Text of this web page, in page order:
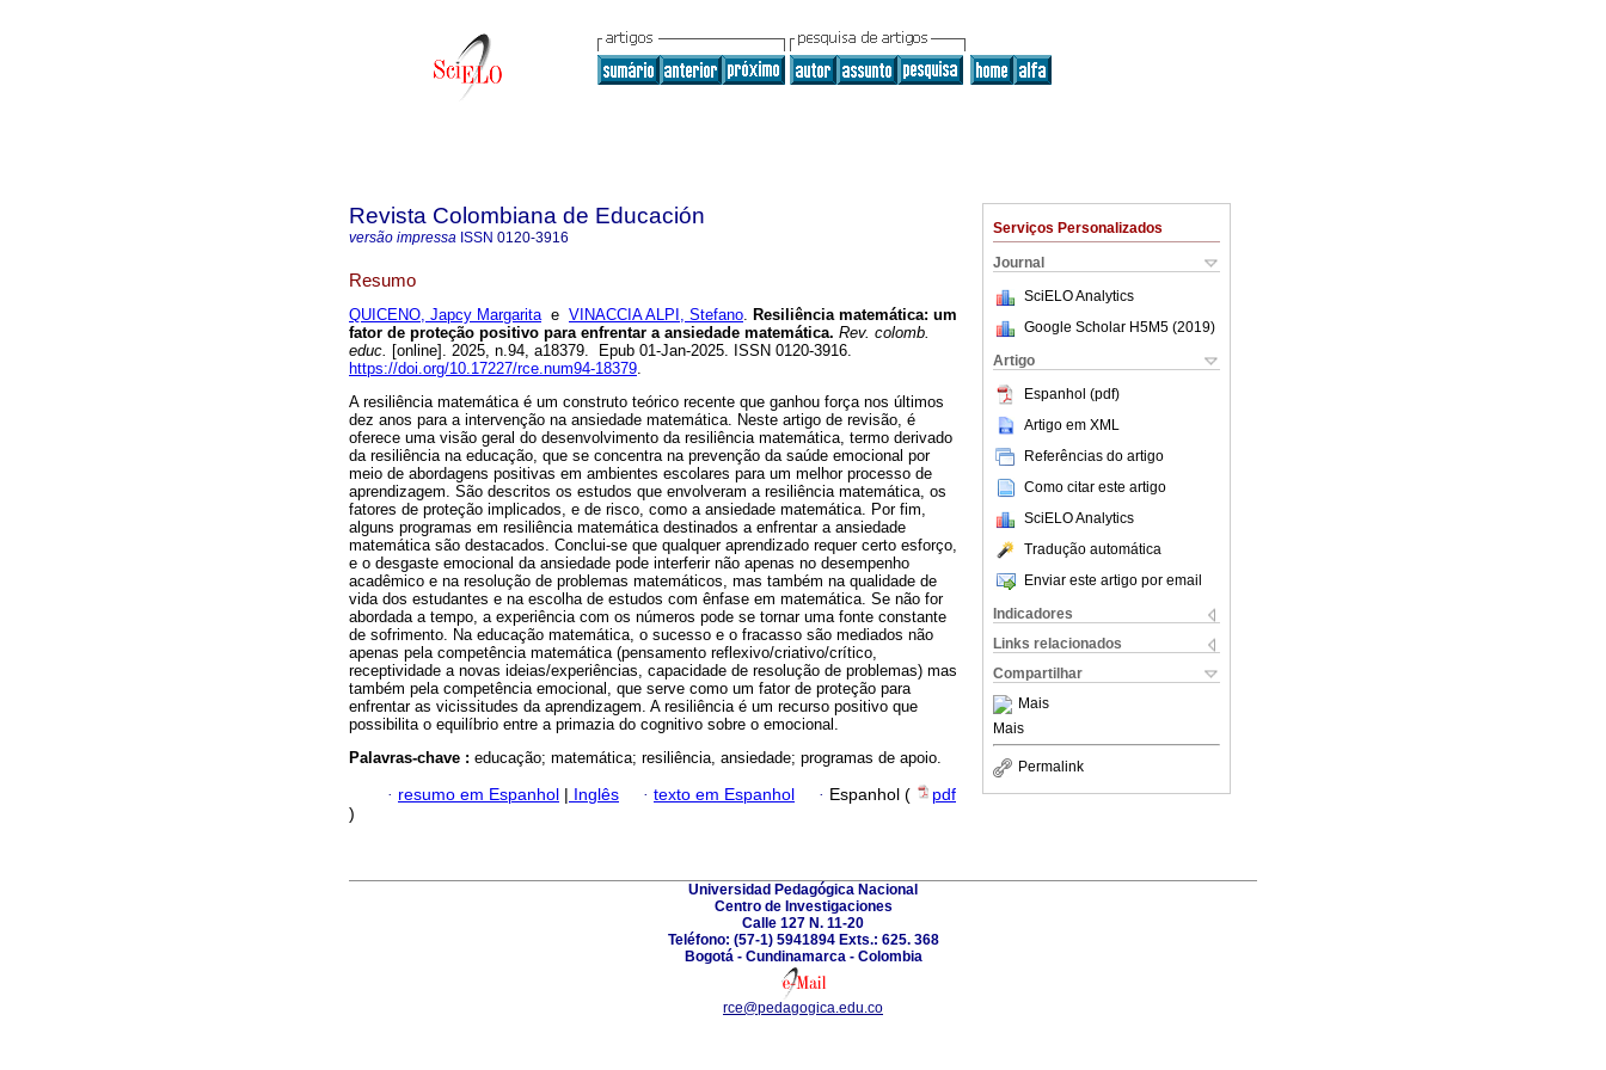
Serviços Personalizados
Journal
SciELO Analytics
Google Scholar H5M5 (2019)
Artigo
Espanhol (pdf)
Artigo em XML
Referências do artigo
Como citar este artigo
SciELO Analytics
Tradução automática
Enviar este artigo por email
Indicadores
Links relacionados
Compartilhar
Mais
Mais
Permalink
Revista Colombiana de Educación
versão impressa ISSN 0120-3916
Resumo
QUICENO, Japcy Margaritae VINACCIA ALPI, Stefano. Resiliência matemática: um
fator de proteção positivo para enfrentar a ansiedade matemática. Rev. colomb.
educ. [online]. 2025, n.94, a18379. Epub 01-Jan-2025. ISSN 0120-3916.
https://doi.org/10.17227/rce.num94-18379.
A resiliência matemática é um construto teórico recente que ganhou força nos últimos
dez anos para a intervenção na ansiedade matemática. Neste artigo de revisão, é
oferece uma visão geral do desenvolvimento da resiliência matemática, termo derivado
da resiliência na educação, que se concentra na prevenção da saúde emocional por
meio de abordagens positivas em ambientes escolares para um melhor processo de
aprendizagem. São descritos os estudos que envolveram a resiliência matemática, os
fatores de proteção implicados, e de risco, como a ansiedade matemática. Por fim,
alguns programas em resiliência matemática destinados a enfrentar a ansiedade
matemática são destacados. Conclui-se que qualquer aprendizado requer certo esforço,
e o desgaste emocional da ansiedade pode interferir não apenas no desempenho
acadêmico e na resolução de problemas matemáticos, mas também na qualidade de
vida dos estudantes e na escolha de estudos com ênfase em matemática. Se não for
abordada a tempo, a experiência com os números pode se tornar uma fonte constante
de sofrimento. Na educação matemática, o sucesso e o fracasso são mediados não
apenas pela competência matemática (pensamento reflexivo/criativo/crítico,
receptividade a novas ideias/experiências, capacidade de resolução de problemas) mas
também pela competência emocional, que serve como um fator de proteção para
enfrentar as vicissitudes da aprendizagem. A resiliência é um recurso positivo que
possibilita o equilíbrio entre a primazia do cognitivo sobre o emocional.
Palavras-chave : educação; matemática; resiliência, ansiedade; programas de apoio.
· resumo em Espanhol | Inglês · texto em Espanhol · Espanhol (
pdf
)
Universidad Pedagógica Nacional
Centro de Investigaciones
Calle 127 N. 11-20
Teléfono: (57-1) 5941894 Exts.: 625. 368
Bogotá - Cundinamarca - Colombia
rce@pedagogica.edu.co